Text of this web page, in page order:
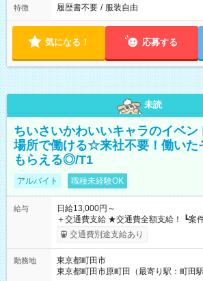
特徴 履歴書不要 / 服装自由
気になる！ 応募する
未読
ちいさいかわいいキャラのイベン
場所で働ける☆来社不要！働いた
もらえる◎/T1
アルバイト 職種未経験OK
給与
日給13,000円～
＋交通費支給 ★交通費全額支給！ ┗案件により規定あり ★日払
いOK！（規定あり） ┗働いたその日に
ンビニATMから 日払い分を引き落とせます！ 【試用
交通費別途支給あり
勤務地
東京都町田市
東京都町田市原町田（最寄り駅：町田駅